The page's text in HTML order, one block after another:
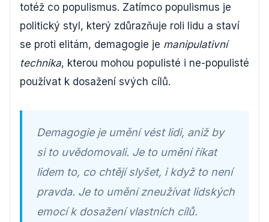
totéž co populismus. Zatímco populismus je
politický styl, který zdůrazňuje roli lidu a staví
se proti elitám, demagogie je manipulativní
technika, kterou mohou populisté i ne-populisté
používat k dosažení svých cílů.
Demagogie je umění vést lidi, aniž by
si to uvědomovali. Je to umění říkat
lidem to, co chtějí slyšet, i když to není
pravda. Je to umění zneužívat lidských
emocí k dosažení vlastních cílů.